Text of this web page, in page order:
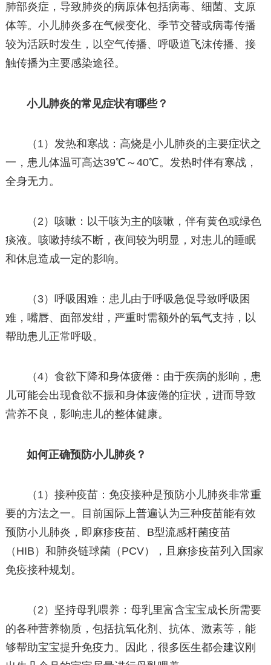
肺部炎症，导致肺炎的病原体包括病毒、细菌、支原
体等。小儿肺炎多在气候变化、季节交替或病毒传播
较为活跃时发生，以空气传播、呼吸道飞沫传播、接
触传播为主要感染途径。
小儿肺炎的常见症状有哪些？
（1）发热和寒战：高烧是小儿肺炎的主要症状之
一，患儿体温可高达39℃～40℃。发热时伴有寒战，
全身无力。
（2）咳嗽：以干咳为主的咳嗽，伴有黄色或绿色
痰液。咳嗽持续不断，夜间较为明显，对患儿的睡眠
和休息造成一定的影响。
（3）呼吸困难：患儿由于呼吸急促导致呼吸困
难，嘴唇、面部发绀，严重时需额外的氧气支持，以
帮助患儿正常呼吸。
（4）食欲下降和身体疲倦：由于疾病的影响，患
儿可能会出现食欲不振和身体疲倦的症状，进而导致
营养不良，影响患儿的整体健康。
如何正确预防小儿肺炎？
（1）接种疫苗：免疫接种是预防小儿肺炎非常重
要的方法之一。目前国际上普遍认为三种疫苗能有效
预防小儿肺炎，即麻疹疫苗、B型流感杆菌疫苗
（HIB）和肺炎链球菌（PCV），且麻疹疫苗列入国家
免疫接种规划。
（2）坚持母乳喂养：母乳里富含宝宝成长所需要
的各种营养物质，包括抗氧化剂、抗体、激素等，能
够帮助宝宝提升免疫力。因此，很多医生都会建议刚